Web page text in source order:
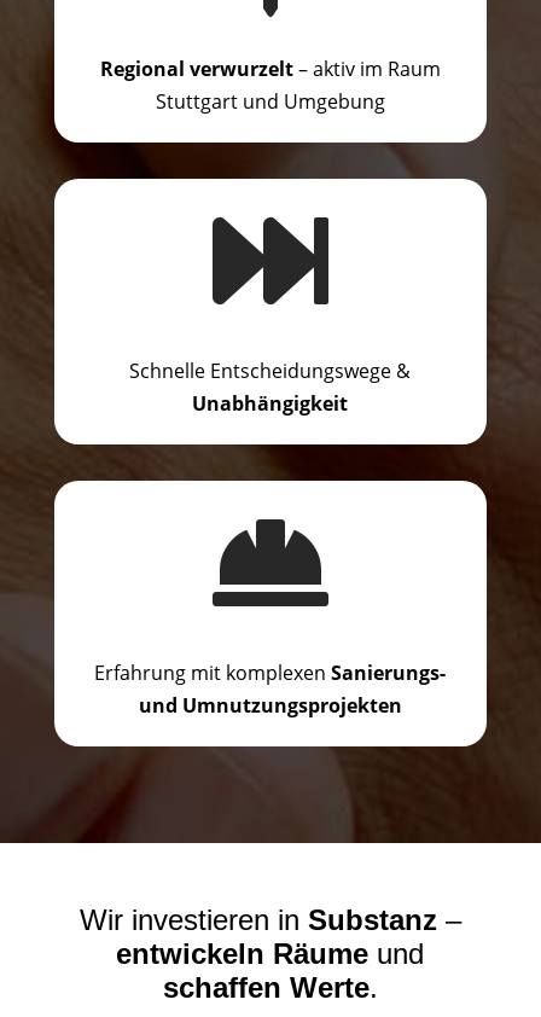
Regional verwurzelt– aktiv im Raum
Stuttgart und Umgebung

Schnelle Entscheidungswege &
Unabhängigkeit

Erfahrung mit komplexenSanierungs-
und Umnutzungsprojekten
Wir investieren in Substanz–
entwickeln Räume und
schaffen Werte.